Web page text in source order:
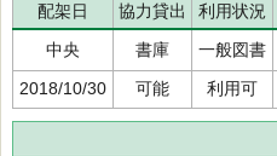
配架日
協力貸出 利用状況
中央
書庫 一般図書
2018/10/30
可能 利用可